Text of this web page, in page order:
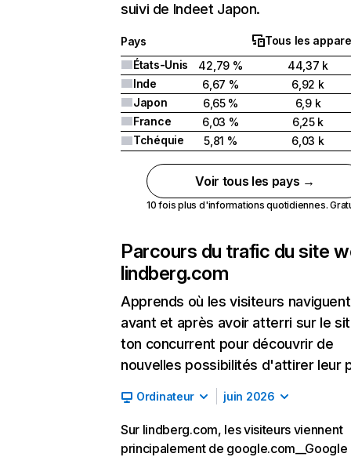
suivi de Indeet Japon.
Pays
Tous les
États-Unis
42,79 %
44,37 k
Inde
6,67 %
6,92 k
Japon
6,65 %
6,9 k
France
6,03 %
6,25 k
Tchéquie
5,81 % 6,03 k
Voir tous les pays →
10 fois plus d'informations quotidiennes.
Parcours du trafic du site
lindberg.com
Apprends où les visiteurs naviguent
avant et après avoir atterri sur le
ton concurrent pour découvrir de
nouvelles possibilités d'attirer leur
Ordinateur juin 2026
Sur lindberg.com, les visiteurs viennent
principalement de google.com__Google